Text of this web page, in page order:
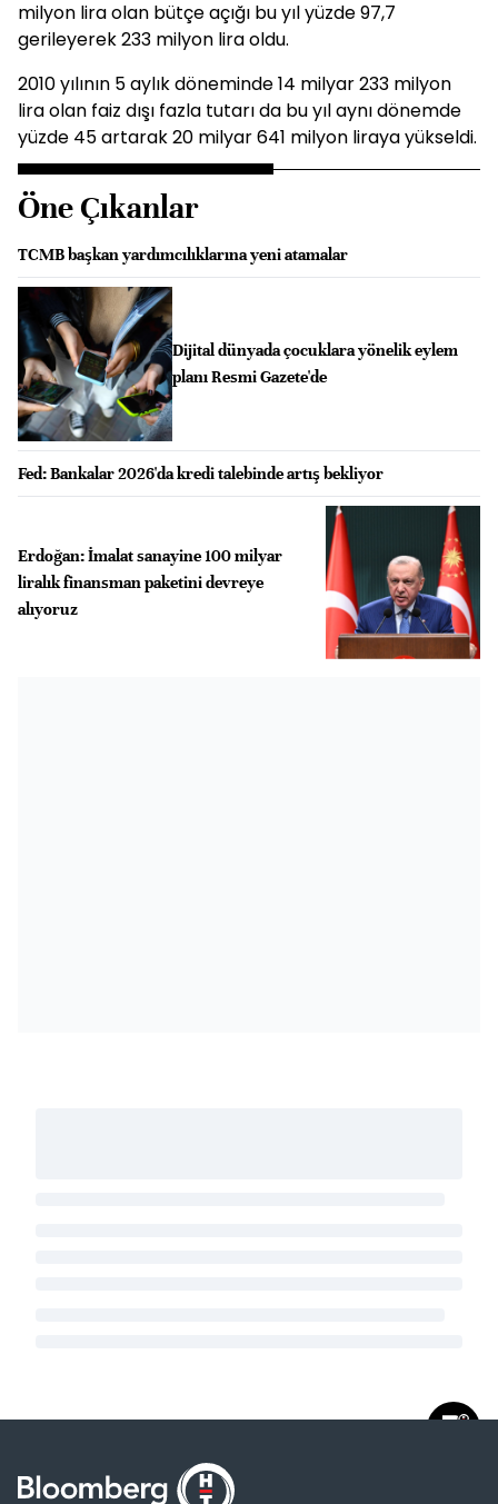
milyon lira olan bütçe açığı bu yıl yüzde 97,7
gerileyerek 233 milyon lira oldu.
2010 yılının 5 aylık döneminde 14 milyar 233 milyon
lira olan faiz dışı fazla tutarı da bu yıl aynı dönemde
yüzde 45 artarak 20 milyar 641 milyon liraya yükseldi.
Öne Çıkanlar
TCMB başkan yardımcılıklarına yeni atamalar
Dijital dünyada çocuklara yönelik eylem
planı Resmi Gazete'de
Fed: Bankalar 2026'da kredi talebinde artış bekliyor
Erdoğan: İmalat sanayine 100 milyar
liralık finansman paketini devreye
alıyoruz